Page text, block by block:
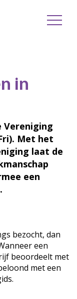
in
Vereniging
Met het
laat de
een
bezocht, dan
een
beoordeelt met
met een